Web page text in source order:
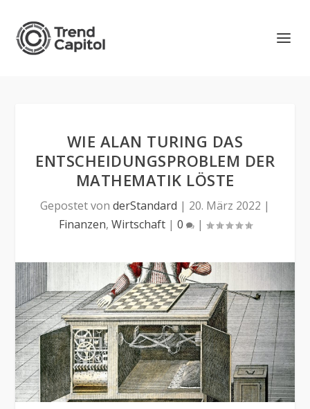
WIE ALAN TURING DAS
ENTSCHEIDUNGSPROBLEM DER
MATHEMATIK LÖSTE
Gepostet von derStandard | 20. März 2022 |
Finanzen, Wirtschaft| 0 |